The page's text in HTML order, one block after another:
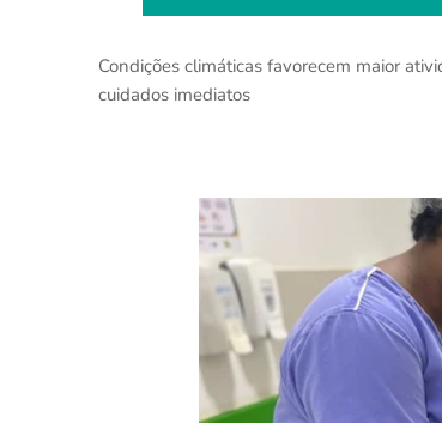
Condições climáticas favorecem maior
cuidados imediatos